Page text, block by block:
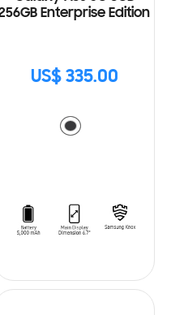
Enterprise Edition
US$ 335.00